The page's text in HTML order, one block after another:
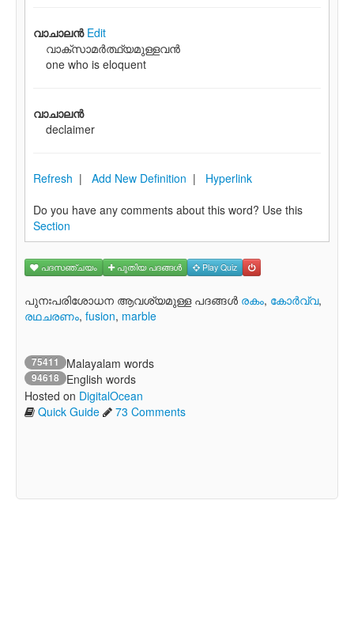
വാചാലന്‍ Edit
വാക്സാമര്‍ത്ഥ്യമുള്ളവന്‍
one who is eloquent
വാചാലന്‍
declaimer
Refresh | Add New Definition | Hyperlink
Do you have any comments about this word? Use this
Section
പദസഞ്ചയം പുതിയ പദങ്ങള്‍ Play Quiz
പുനഃപരിശോധന ആവശ്യമുള്ള പദങ്ങള്‍ രകം, കോര്‍വ്വ,
രഥചരണം, fusion, marble
75411 Malayalam words
94618
English words
Hosted on DigitalOcean
Quick Guide
73 Comments